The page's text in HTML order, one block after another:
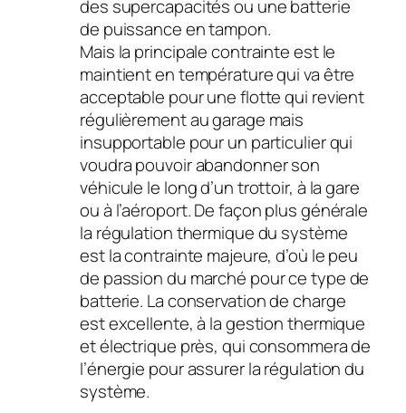
des supercapacités ou une batterie
de puissance en tampon.
Mais la principale contrainte est le
maintient en température qui va être
acceptable pour une flotte qui revient
régulièrement au garage mais
insupportable pour un particulier qui
voudra pouvoir abandonner son
véhicule le long d’un trottoir, à la gare
ou à l’aéroport. De façon plus générale
la régulation thermique du système
est la contrainte majeure, d’où le peu
de passion du marché pour ce type de
batterie. La conservation de charge
est excellente, à la gestion thermique
et électrique près, qui consommera de
l’énergie pour assurer la régulation du
système.